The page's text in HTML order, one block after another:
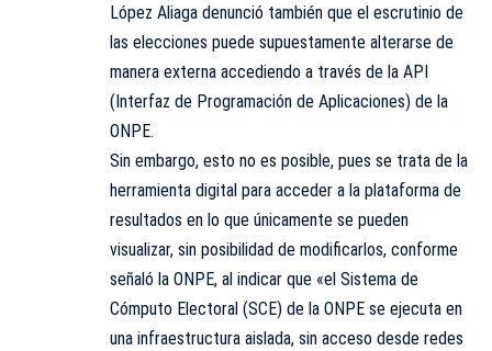
López Aliaga denunció también que el escrutinio de
las elecciones puede supuestamente alterarse de
manera externa accediendo a través de la API
(Interfaz de Programación de Aplicaciones) de la
ONPE.
Sin embargo, esto no es posible, pues se trata de la
herramienta digital para acceder a la plataforma de
resultados en lo que únicamente se pueden
visualizar, sin posibilidad de modificarlos, conforme
señaló la ONPE, al indicar que «el Sistema de
Cómputo Electoral (SCE) de la ONPE se ejecuta en
una infraestructura aislada, sin acceso desde redes